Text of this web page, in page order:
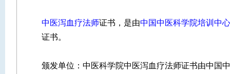
中医泻血疗法师证书，是由中国中医科学院培训中心
证书。
颁发单位：中医科学院中医泻血疗法师证书由中国